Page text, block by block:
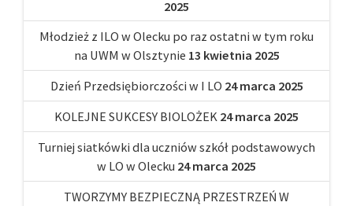
2025
Młodzież z ILO w Olecku po raz ostatni w tym roku
na UWM w Olsztynie 13 kwietnia 2025
Dzień Przedsiębiorczości w I LO 24 marca 2025
KOLEJNE SUKCESY BIOLOŻEK 24 marca 2025
Turniej siatkówki dla uczniów szkół podstawowych
w LO w Olecku 24 marca 2025
TWORZYMY BEZPIECZNĄ PRZESTRZEŃ W